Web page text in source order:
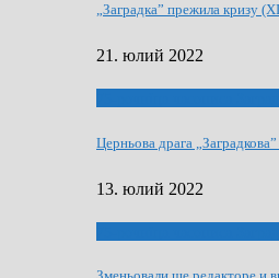
„Заградка” прежила кризу
21. юлий 2022
Церньова драга
13. юлий 2022